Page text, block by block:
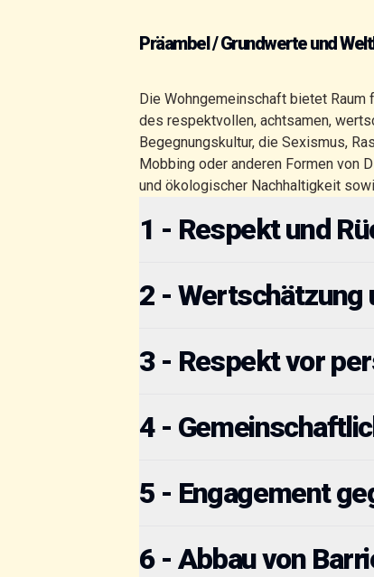
Präambel / Grundwerte und
Die Wohngemeinschaft bietet
des respektvollen, achtsamen,
Begegnungskultur, die Sexismus,
Mobbing oder anderen Formen von
und ökologischer Nachhaltigkeit
1 - Respekt und
2 - Wertschätzung
3 - Respekt vor
4 -
5 - Engagement
6 - Abbau von